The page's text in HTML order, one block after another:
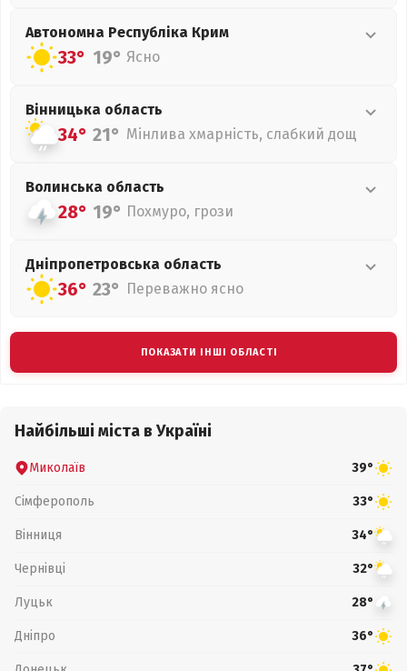
Автономна Республіка Крим
33° 19° Ясно
Вінницька область
34° 21° Мінлива хмарність, слабкий дощ
Волинська область
28° 19° Похмуро, грози
Дніпропетровська область
36° 23° Переважно ясно
ПОКАЗАТИ ІНШІ ОБЛАСТІ
Найбільші міста в Україні
Миколаїв 39°
Сімферополь 33°
Вінниця 34°
Чернівці 32°
Луцьк 28°
Дніпро 36°